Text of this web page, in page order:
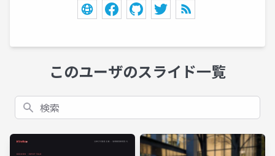
このユーザのスライド一覧
検索